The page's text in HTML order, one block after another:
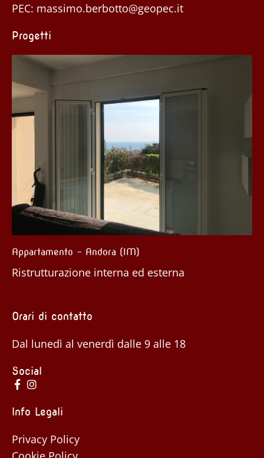
PEC: massimo.berbotto@geopec.it
Progetti
– Andora (IM)
interna ed esterna
Orari di contatto
Dal lunedì al venerdì dalle 9 alle 18
Social
Info Legali
Privacy Policy